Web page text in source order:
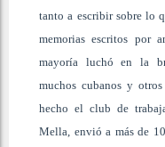
tanto a escribir sobre lo
memorias escritos por
mayoría luchó en la
muchos cubanos y
hecho el club de
Mella, envió a más de